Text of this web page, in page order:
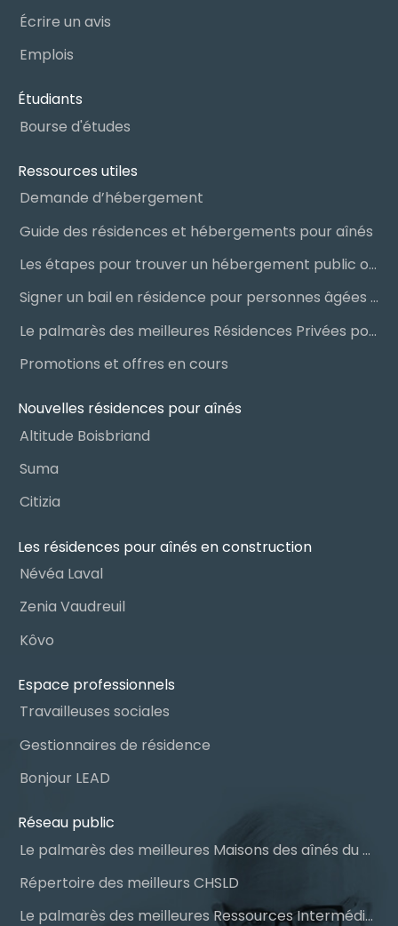
Écrire un avis
Emplois
Étudiants
Bourse d'études
Ressources utiles
Demande d’hébergement
Guide des résidences et hébergements pour aînés
Les étapes pour trouver un hébergement public ou privé
Signer un bail en résidence pour personnes âgées (RPA) : ce qu’il faut savoir
Le palmarès des meilleures Résidences Privées pour Aînés (RPA)
Promotions et offres en cours
Nouvelles résidences pour aînés
Altitude Boisbriand
Suma
Citizia
Les résidences pour aînés en construction
Névéa Laval
Zenia Vaudreuil
Kôvo
Espace professionnels
Travailleuses sociales
Gestionnaires de résidence
Bonjour LEAD
Réseau public
Le palmarès des meilleures Maisons des aînés du Québec
Répertoire des meilleurs CHSLD
Le palmarès des meilleures Ressources Intermédiaires (RI)